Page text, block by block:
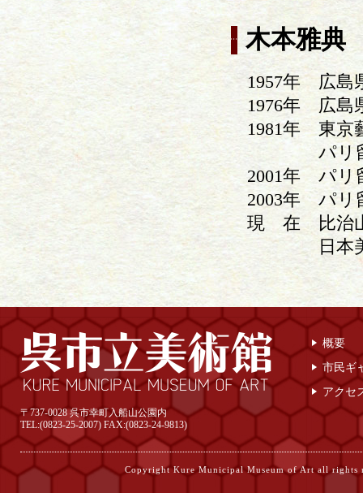
木本雅典
1957年 広島
1976年 広島
1981年 東京
パリ留
2001年 パリ
2003年 パリ
現 在 比治山
日本美術
〒737-0028 呉市幸町入船山公園内
TEL:(0823-25-2007) FAX:(0823-24-9813)
概要
市民ギ
アクセ
Copyright Kure Municipal Museum of Art all rights